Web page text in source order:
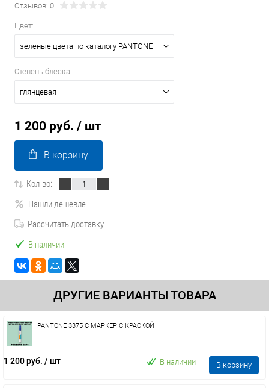
Отзывов: 0
Цвет:
зеленые цвета по каталогу PANTONE
Степень блеска:
глянцевая
1 200 руб. / шт
В корзину
Кол-во:
Нашли дешевле
Рассчитать доставку
В наличии
ДРУГИЕ ВАРИАНТЫ ТОВАРА
PANTONE 3375 C МАРКЕР С КРАСКОЙ
1 200 руб. / шт В наличии В корзину